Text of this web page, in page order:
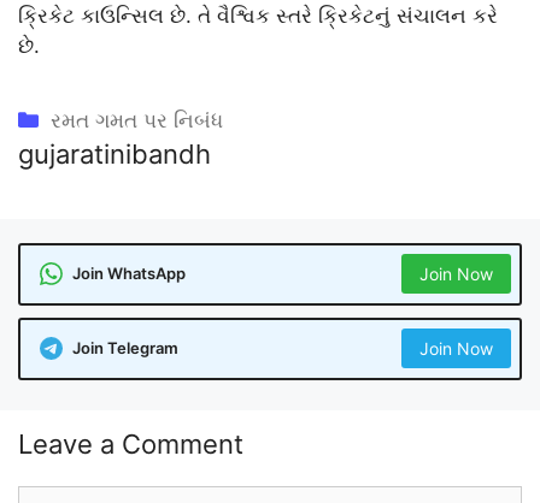
ક્રિકેટ કાઉન્સિલ છે. તે વૈશ્વિક સ્તરે ક્રિકેટનું સંચાલન કરે
છે.
Categories
રમત ગમત પર નિબંધ
gujaratinibandh
Join WhatsApp Join Now
Join Telegram Join Now
Leave a Comment